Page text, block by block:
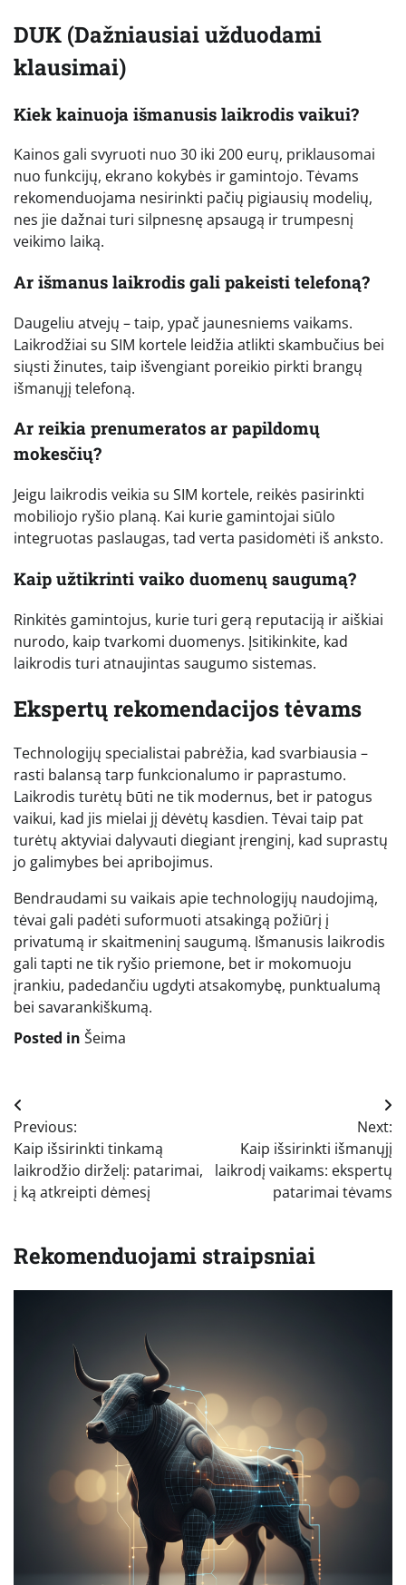
DUK (Dažniausiai užduodami
klausimai)
Kiek kainuoja išmanusis laikrodis vaikui?
Kainos gali svyruoti nuo 30 iki 200 eurų, priklausomai
nuo funkcijų, ekrano kokybės ir gamintojo. Tėvams
rekomenduojama nesirinkti pačių pigiausių modelių,
nes jie dažnai turi silpnesnę apsaugą ir trumpesnį
veikimo laiką.
Ar išmanus laikrodis gali pakeisti telefoną?
Daugeliu atvejų – taip, ypač jaunesniems vaikams.
Laikrodžiai su SIM kortele leidžia atlikti skambučius bei
siųsti žinutes, taip išvengiant poreikio pirkti brangų
išmanųjį telefoną.
Ar reikia prenumeratos ar papildomų
mokesčių?
Jeigu laikrodis veikia su SIM kortele, reikės pasirinkti
mobiliojo ryšio planą. Kai kurie gamintojai siūlo
integruotas paslaugas, tad verta pasidomėti iš anksto.
Kaip užtikrinti vaiko duomenų saugumą?
Rinkitės gamintojus, kurie turi gerą reputaciją ir aiškiai
nurodo, kaip tvarkomi duomenys. Įsitikinkite, kad
laikrodis turi atnaujintas saugumo sistemas.
Ekspertų rekomendacijos tėvams
Technologijų specialistai pabrėžia, kad svarbiausia –
rasti balansą tarp funkcionalumo ir paprastumo.
Laikrodis turėtų būti ne tik modernus, bet ir patogus
vaikui, kad jis mielai jį dėvėtų kasdien. Tėvai taip pat
turėtų aktyviai dalyvauti diegiant įrenginį, kad suprastų
jo galimybes bei apribojimus.
Bendraudami su vaikais apie technologijų naudojimą,
tėvai gali padėti suformuoti atsakingą požiūrį į
privatumą ir skaitmeninį saugumą. Išmanusis laikrodis
gali tapti ne tik ryšio priemone, bet ir mokomuoju
įrankiu, padedančiu ugdyti atsakomybę, punktualumą
bei savarankiškumą.
Posted in Šeima
Navigacija
tarp
įrašų
Previous:
Kaip išsirinkti tinkamą
laikrodžio dirželį: patarimai,
į ką atkreipti dėmesį
Next:
Kaip išsirinkti išmanųjį
laikrodį vaikams: ekspertų
patarimai tėvams
Rekomenduojami straipsniai